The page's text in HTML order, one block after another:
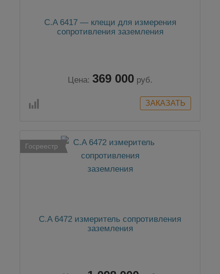
C.A 6417 — клещи для измерения
сопротивления заземления
Цена: 369 000 руб.
Госреестр
C.A 6472 измеритель сопротивления
заземления